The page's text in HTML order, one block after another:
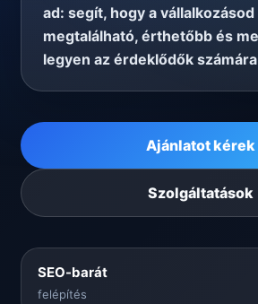
ad: segít, hogy a
megtalálható, érthetőbb és
legyen az érdeklődők
Ajánlatot kérek
Szolgáltatások
SEO-barát
felépítés